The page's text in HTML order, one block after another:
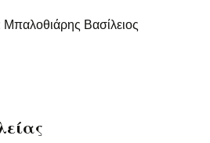
Βασίλειος